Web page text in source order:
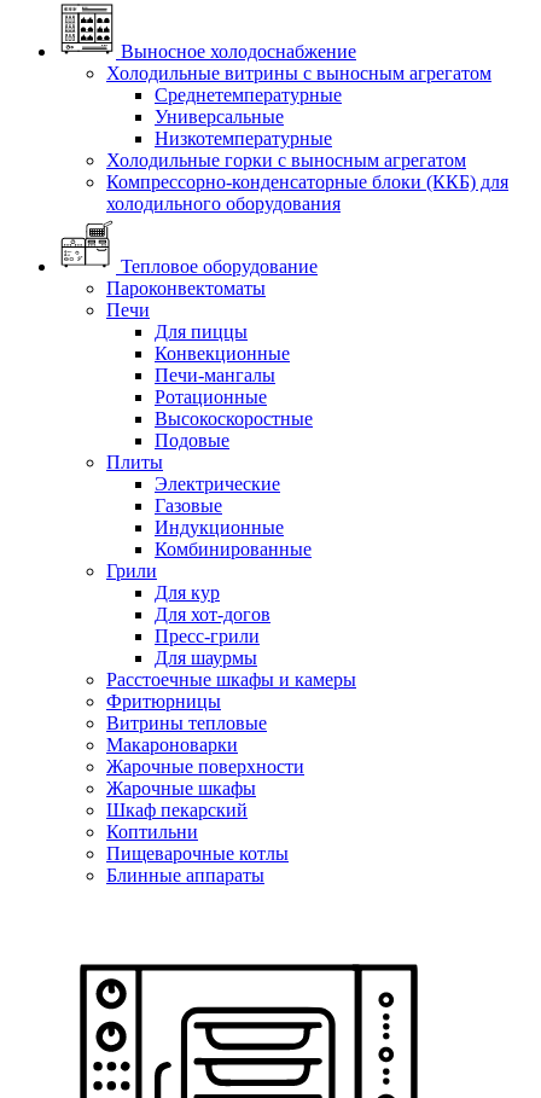
Выносное холодоснабжение
Холодильные витрины с выносным агрегатом
Среднетемпературные
Универсальные
Низкотемпературные
Холодильные горки с выносным агрегатом
Компрессорно-конденсаторные блоки (ККБ) для
холодильного оборудования
Тепловое оборудование
Пароконвектоматы
Печи
Для пиццы
Конвекционные
Печи-мангалы
Ротационные
Высокоскоростные
Подовые
Плиты
Электрические
Газовые
Индукционные
Комбинированные
Грили
Для кур
Для хот-догов
Пресс-грили
Для шаурмы
Расстоечные шкафы и камеры
Фритюрницы
Витрины тепловые
Макароноварки
Жарочные поверхности
Жарочные шкафы
Шкаф пекарский
Коптильни
Пищеварочные котлы
Блинные аппараты